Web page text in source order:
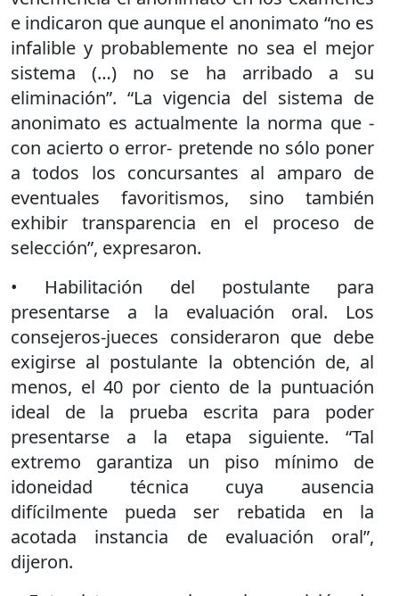
e indicaron que aunque el anonimato “no es
infalible y probablemente no sea el mejor
sistema (…) no se ha arribado a su
eliminación”. “La vigencia del sistema de
anonimato es actualmente la norma que -
con acierto o error- pretende no sólo poner
a todos los concursantes al amparo de
eventuales favoritismos, sino también
exhibir transparencia en el proceso de
selección”, expresaron.
• Habilitación del postulante para
presentarse a la evaluación oral. Los
consejeros-jueces consideraron que debe
exigirse al postulante la obtención de, al
menos, el 40 por ciento de la puntuación
ideal de la prueba escrita para poder
presentarse a la etapa siguiente. “Tal
extremo garantiza un piso mínimo de
idoneidad técnica cuya ausencia
difícilmente pueda ser rebatida en la
acotada instancia de evaluación oral”,
dijeron.